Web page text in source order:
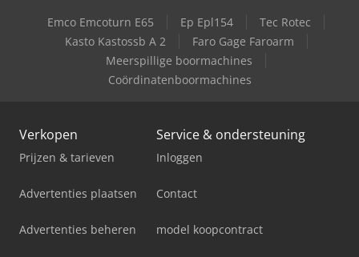
Emco Emcoturn E65 Ep Epl154
Tec Rotec
Kasto Kastossb A 2
Faro Gage Faroarm
Meerspillige boormachines
Coördinatenboormachines
Verkopen
Prijzen & tarieven
Advertenties plaatsen
Advertenties beheren
Service & ondersteuning
Inloggen
Contact
model koopcontract